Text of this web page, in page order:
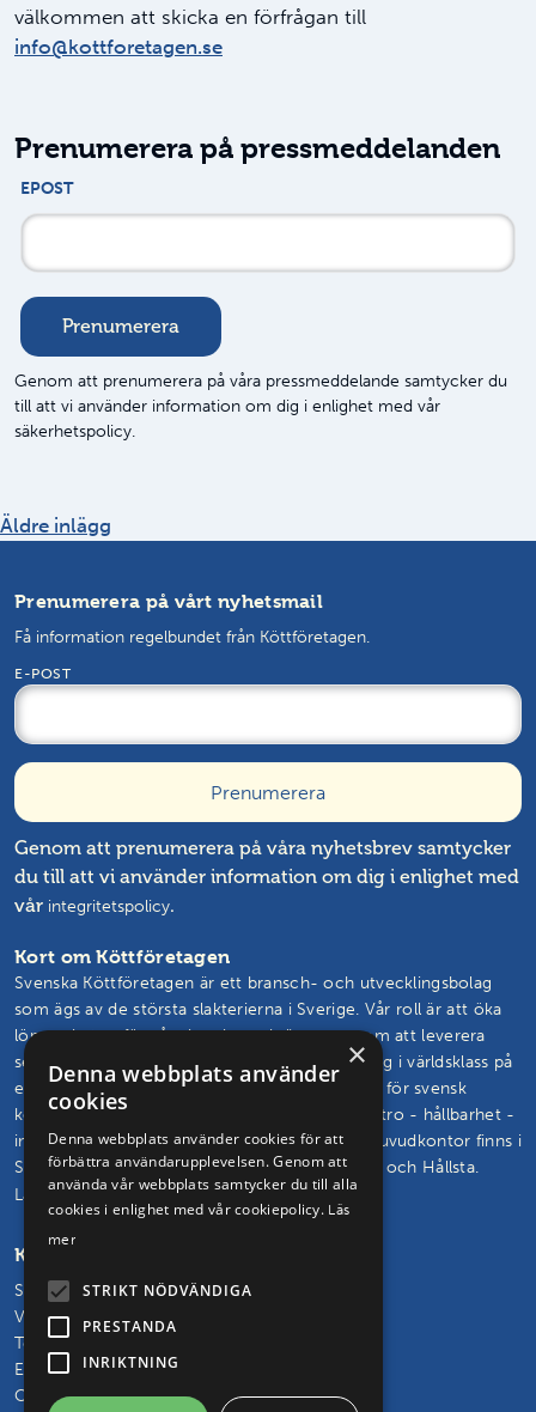
välkommen att skicka en förfrågan till
info@kottforetagen.se
Prenumerera på pressmeddelanden
EPOST
Genom att prenumerera på våra pressmeddelande samtycker du
till att vi använder information om dig i enlighet med vår
säkerhetspolicy.
Inläggsnavigering
Äldre inlägg
Prenumerera på vårt nyhetsmail
Få information regelbundet från Köttföretagen.
E-POST
Genom att prenumerera på våra nyhetsbrev samtycker
du till att vi använder information om dig i enlighet med
vår integritetspolicy.
Kort om Köttföretagen
Svenska Köttföretagen är ett bransch- och utvecklingsbolag
som ägs av de största slakterierna i Sverige. Vår roll är att öka
lönsamheten för våra kunder och ägare genom att leverera
semin, livdjur, rådgivning och branschutveckling i världsklass på
ett effektivt sätt. Vårt mål är att vända trenden för svensk
köttproduktion. Vi skapar och står för framtidstro - hållbarhet -
innovation – glädje. Svenska Köttföretagens huvudkontor finns i
Skövde och vi driver seminstationer i Hudaryd och Hållsta.
Läs mer om oss och vårt uppdrag
Kontakta oss
Svenska Köttföretagen AB
Vasagatan 29, 541 31 Skövde
Telefon: 0500 – 48 30 65
E-post:
info@kottforetagen.se
Orgnr: 556219-6849
×
Denna webbplats använder
cookies
Denna webbplats använder cookies för att
förbättra användarupplevelsen. Genom att
använda vår webbplats samtycker du till alla
cookies i enlighet med vår cookiepolicy. Läs
mer
STRIKT NÖDVÄNDIGA
PRESTANDA
INRIKTNING